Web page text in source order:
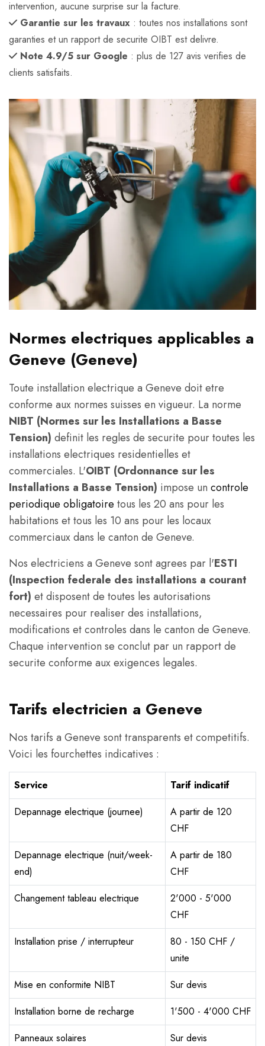
intervention, aucune surprise sur la facture.
Garantie sur les travaux : toutes nos installations sont
garanties et un rapport de securite OIBT est delivre.
Note 4.9/5 sur Google : plus de 127 avis verifies de
clients satisfaits.
Normes electriques applicables a
Geneve (Geneve)
Toute installation electrique a Geneve doit etre
conforme aux normes suisses en vigueur. La norme
NIBT (Normes sur les Installations a Basse
Tension) definit les regles de securite pour toutes les
installations electriques residentielles et
commerciales. L'OIBT (Ordonnance sur les
Installations a Basse Tension) impose un controle
periodique obligatoire tous les 20 ans pour les
habitations et tous les 10 ans pour les locaux
commerciaux dans le canton de Geneve.
Nos electriciens a Geneve sont agrees par l'ESTI
(Inspection federale des installations a courant
fort) et disposent de toutes les autorisations
necessaires pour realiser des installations,
modifications et controles dans le canton de Geneve.
Chaque intervention se conclut par un rapport de
securite conforme aux exigences legales.
Tarifs electricien a Geneve
Nos tarifs a Geneve sont transparents et competitifs.
Voici les fourchettes indicatives :
Service
Tarif indicatif
Depannage electrique (journee)
A partir de 120
CHF
Depannage electrique (nuit/week-
end)
A partir de 180
CHF
Changement tableau electrique
2'000 - 5'000
CHF
Installation prise / interrupteur
80 - 150 CHF /
unite
Mise en conformite NIBT
Sur devis
Installation borne de recharge
1'500 - 4'000 CHF
Panneaux solaires
Sur devis